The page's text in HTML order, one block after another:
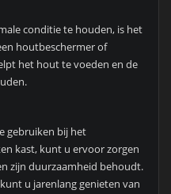
conditie te houden, is het
houtbeschermer of
het hout te voeden en de
gebruiken bij het
kast, kunt u ervoor zorgen
zijn duurzaamheid behoudt.
u jarenlang genieten van